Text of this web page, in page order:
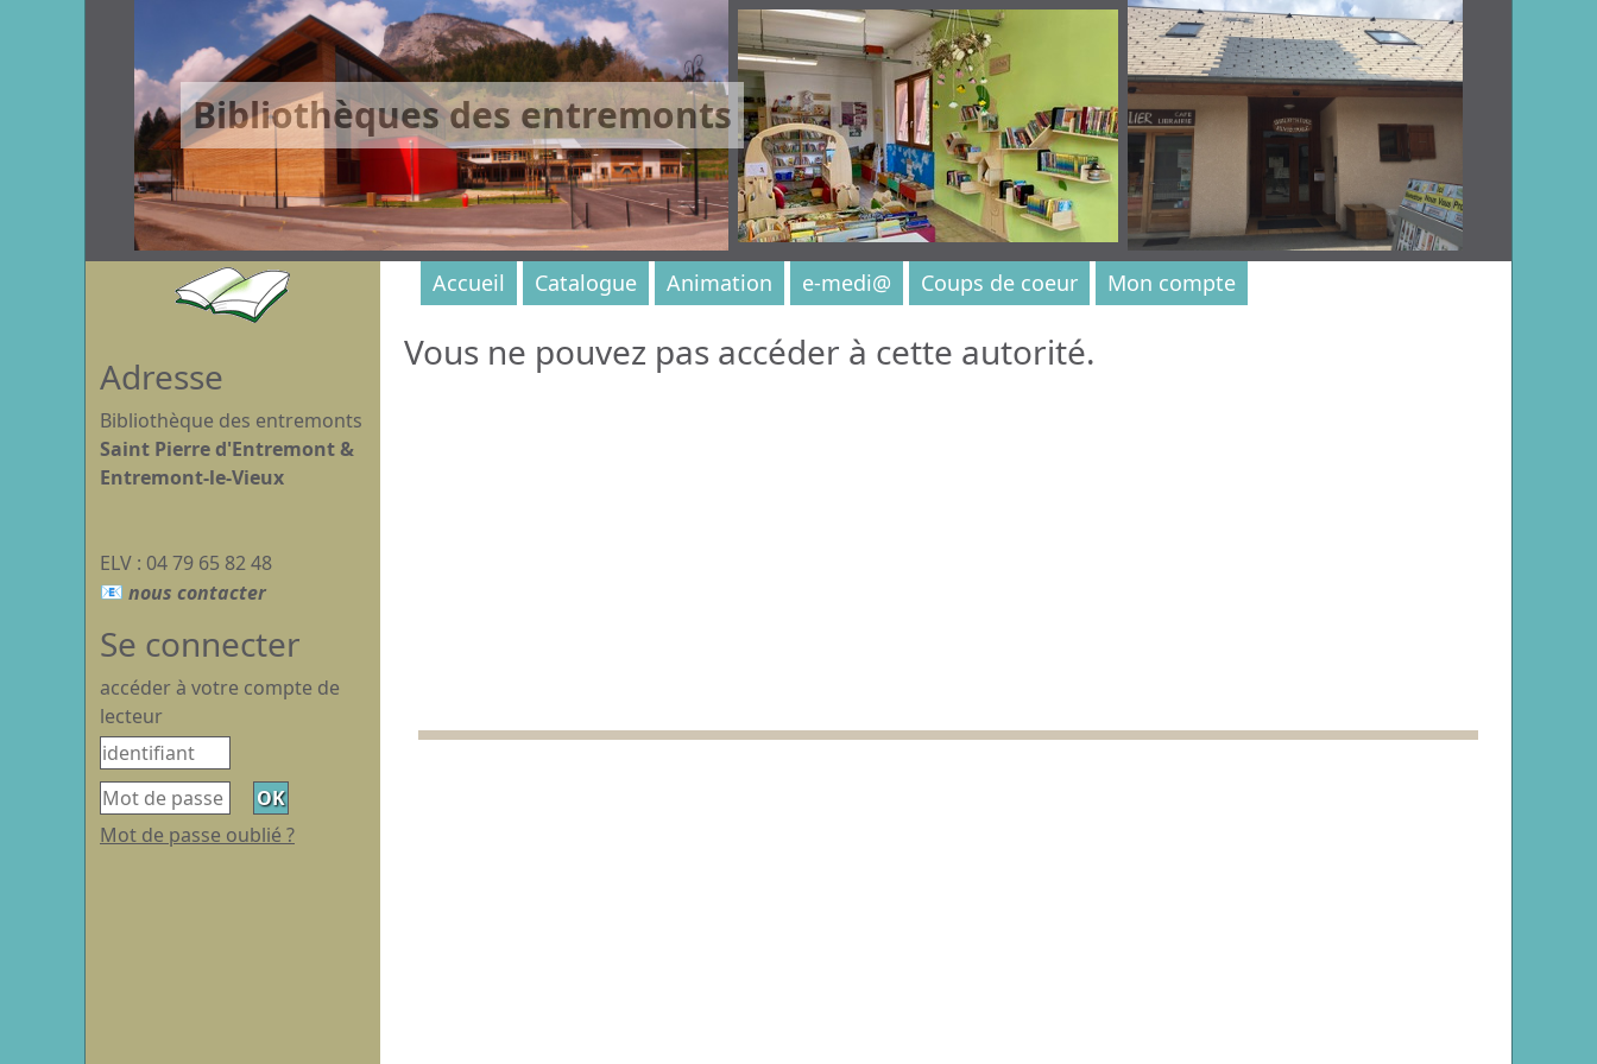
Bibliothèques des entremonts
Vous ne pouvez pas accéder à cette autorité.
Accueil Catalogue Animation e-medi@ Coups de coeur Mon compte
Adresse
Bibliothèque des entremonts
Saint Pierre d'Entremont &
Entremont-le-Vieux
ELV : 04 79 65 82 48
Se connecter
accéder à votre compte de
lecteur
Mot de passe oublié ?